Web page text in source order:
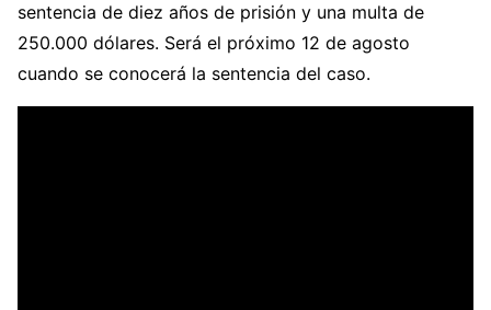
sentencia de diez años de prisión y una multa de
250.000 dólares. Será el próximo 12 de agosto
cuando se conocerá la sentencia del caso.